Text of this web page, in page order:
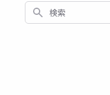
検索